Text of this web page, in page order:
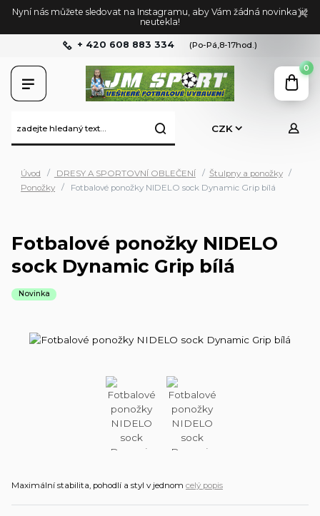
Nyní nás můžete sledovat na Instagramu, aby Vám žádná novinka již
neutekla!
CZK
+ 420 608 883 334 (Po-Pá,8-17hod.)
0
Úvod DRESY A SPORTOVNÍ OBLEČENÍ
Štulpny a ponožky
Ponožky
Fotbalové ponožky NIDELO sock Dynamic Grip bílá
Fotbalové ponožky NIDELO
sock Dynamic Grip bílá
Novinka
Maximální stabilita, pohodlí a styl v jednom celý popis